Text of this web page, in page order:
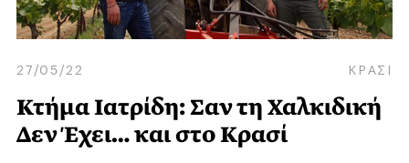
27/05/22 ΚΡΑΣΙ
Κτήμα Ιατρίδη: Σαν τη Χαλκιδική
Δεν Έχει… και στο Κρασί